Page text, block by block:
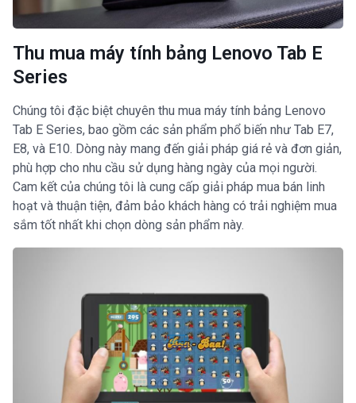
Thu mua máy tính bảng Lenovo Tab E
Series
Chúng tôi đặc biệt chuyên thu mua máy tính bảng Lenovo
Tab E Series, bao gồm các sản phẩm phổ biến như Tab E7,
E8, và E10. Dòng này mang đến giải pháp giá rẻ và đơn giản,
phù hợp cho nhu cầu sử dụng hàng ngày của mọi người.
Cam kết của chúng tôi là cung cấp giải pháp mua bán linh
hoạt và thuận tiện, đảm bảo khách hàng có trải nghiệm mua
sắm tốt nhất khi chọn dòng sản phẩm này.